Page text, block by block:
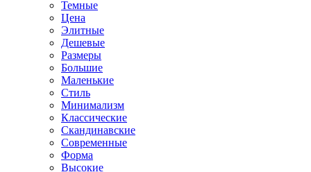
Темные
Цена
Элитные
Дешевые
Размеры
Большие
Маленькие
Стиль
Минимализм
Классические
Скандинавские
Современные
Форма
Высокие